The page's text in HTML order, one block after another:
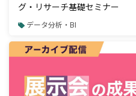
グ・リサーチ基礎セミナー
データ分析・BI